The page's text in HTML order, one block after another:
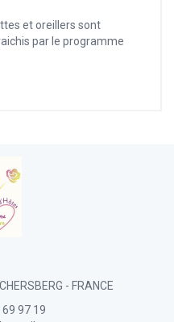
et oreillers sont
par le programme
- FRANCE
69 97 19